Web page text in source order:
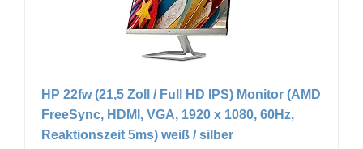
HP 22fw (21,5 Zoll / Full HD IPS) Monitor (AMD
FreeSync, HDMI, VGA, 1920 x 1080, 60Hz,
Reaktionszeit 5ms) weiß / silber